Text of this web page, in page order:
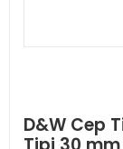
D&W Cep